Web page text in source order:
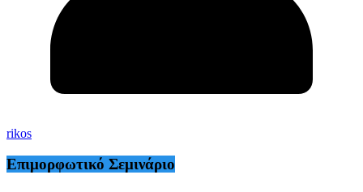
rikos
Επιμορφωτικό Σεμινάριο